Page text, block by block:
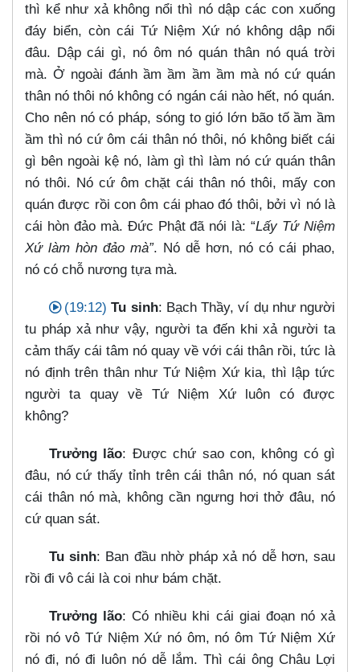
thì kể như xả không nổi thì nó dập các con xuống
đáy biển, còn cái Tứ Niệm Xứ nó không dập nổi
đâu. Dập cái gì, nó ôm nó quán thân nó quá trời
mà. Ở ngoài đánh ầm ầm ầm ầm mà nó cứ quán
thân nó thôi nó không có ngán cái nào hết, nó quán.
Cho nên nó có pháp, sóng to gió lớn bão tố ầm ầm
ầm thì nó cứ ôm cái thân nó thôi, nó không biết cái
gì bên ngoài kệ nó, làm gì thì làm nó cứ quán thân
nó thôi. Nó cứ ôm chặt cái thân nó thôi, mấy con
quán được rồi con ôm cái phao đó thôi, bởi vì nó là
cái hòn đảo mà. Đức Phật đã nói là: “Lấy Tứ Niệm
Xứ làm hòn đảo mà”. Nó dễ hơn, nó có cái phao,
nó có chỗ nương tựa mà.
(19:12) Tu sinh: Bạch Thầy, ví dụ như người
tu pháp xả như vậy, người ta đến khi xả người ta
cảm thấy cái tâm nó quay về với cái thân rồi, tức là
nó định trên thân như Tứ Niệm Xứ kia, thì lập tức
người ta quay về Tứ Niệm Xứ luôn có được
không?
Trưởng lão: Được chứ sao con, không có gì
đâu, nó cứ thấy tỉnh trên cái thân nó, nó quan sát
cái thân nó mà, không cần ngưng hơi thở đâu, nó
cứ quan sát.
Tu sinh: Ban đầu nhờ pháp xả nó dễ hơn, sau
rồi đi vô cái là coi như bám chặt.
Trưởng lão: Có nhiều khi cái giai đoạn nó xả
rồi nó vô Tứ Niệm Xứ nó ôm, nó ôm Tứ Niệm Xứ
nó đi, nó đi luôn nó dễ lắm. Thì cái ông Châu Lợi